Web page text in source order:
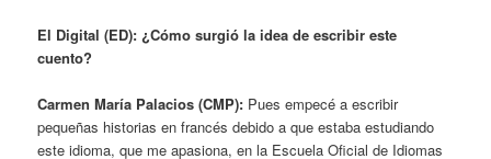
El Digital (ED): ¿Cómo surgió la idea de escribir este
cuento?
Carmen María Palacios (CMP): Pues empecé a escribir
pequeñas historias en francés debido a que estaba estudiando
este idioma, que me apasiona, en la Escuela Oficial de Idiomas